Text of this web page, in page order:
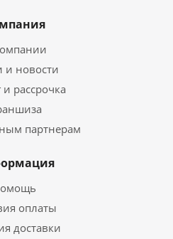
и новости
рассрочка
партнерам
оплаты
доставки